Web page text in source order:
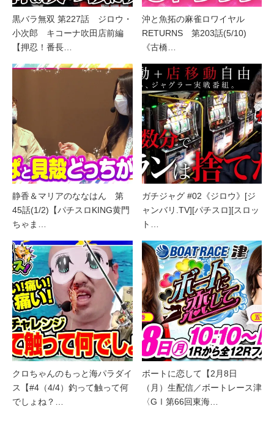
黒バラ無双 第227話 ジロウ・
小次郎 キコーナ吹田店前編
【押忍！番長…
沖と魚拓の麻雀ロワイヤル
RETURNS 第203話(5/10)
《古橋…
静香＆マリアのななはん 第
45話(1/2)【パチスロKING黄門
ちゃま…
ガチジャグ #02《ジロウ》[ジ
ャンバリ.TV][パチスロ][スロッ
ト…
クロちゃんのもっと海パラダイ
ス【#4（4/4）釣って触って何
でしょね？…
ボートに恋して【2月8日
（月）生配信／ボートレース津
〈GⅠ第66回東海…